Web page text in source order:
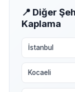
📍 Diğer
Kaplama
İstanbul
Kocaeli